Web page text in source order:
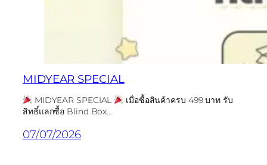
MIDYEAR SPECIAL
MIDYEAR SPECIAL
เมื่อซื้อสินค้าครบ 499 บาท รับ
สิทธิ์แลกซื้อ Blind Box…
07/07/2026